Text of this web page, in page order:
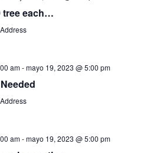
tree each…
Address
am-mayo 19, 2023 @ 5:00 pm
Address
am-mayo 19, 2023 @ 5:00 pm